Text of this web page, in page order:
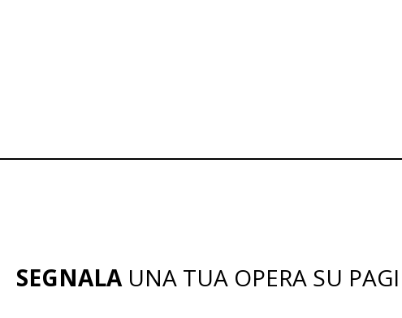
SEGNALAUNA TUA OPERA SU